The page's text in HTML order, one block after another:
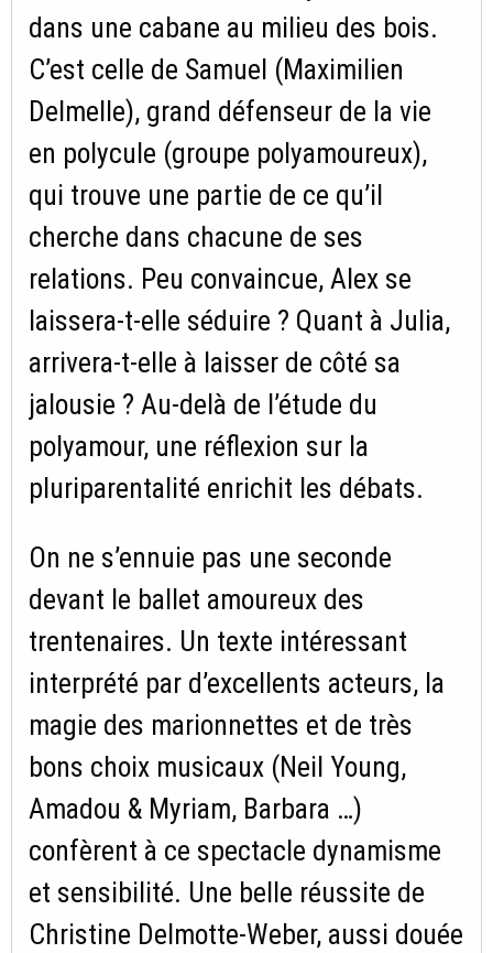
dans une cabane au milieu des bois.
C’est celle de Samuel (Maximilien
Delmelle), grand défenseur de la vie
en polycule (groupe polyamoureux),
qui trouve une partie de ce qu’il
cherche dans chacune de ses
relations. Peu convaincue, Alex se
laissera-t-elle séduire ? Quant à Julia,
arrivera-t-elle à laisser de côté sa
jalousie ? Au-delà de l’étude du
polyamour, une réflexion sur la
pluriparentalité enrichit les débats.
On ne s’ennuie pas une seconde
devant le ballet amoureux des
trentenaires. Un texte intéressant
interprété par d’excellents acteurs, la
magie des marionnettes et de très
bons choix musicaux (Neil Young,
Amadou & Myriam, Barbara …)
confèrent à ce spectacle dynamisme
et sensibilité. Une belle réussite de
Christine Delmotte-Weber, aussi douée